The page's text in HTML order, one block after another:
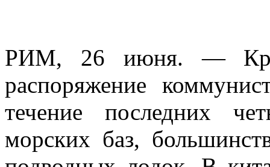
РИМ, 26 июня. —
распоряжение
течение последних
морских баз,